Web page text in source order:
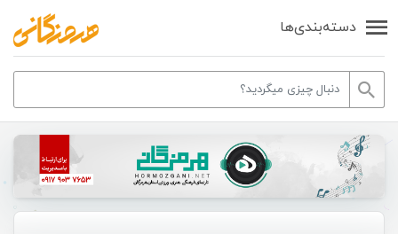
دسته‌بندی‌ها